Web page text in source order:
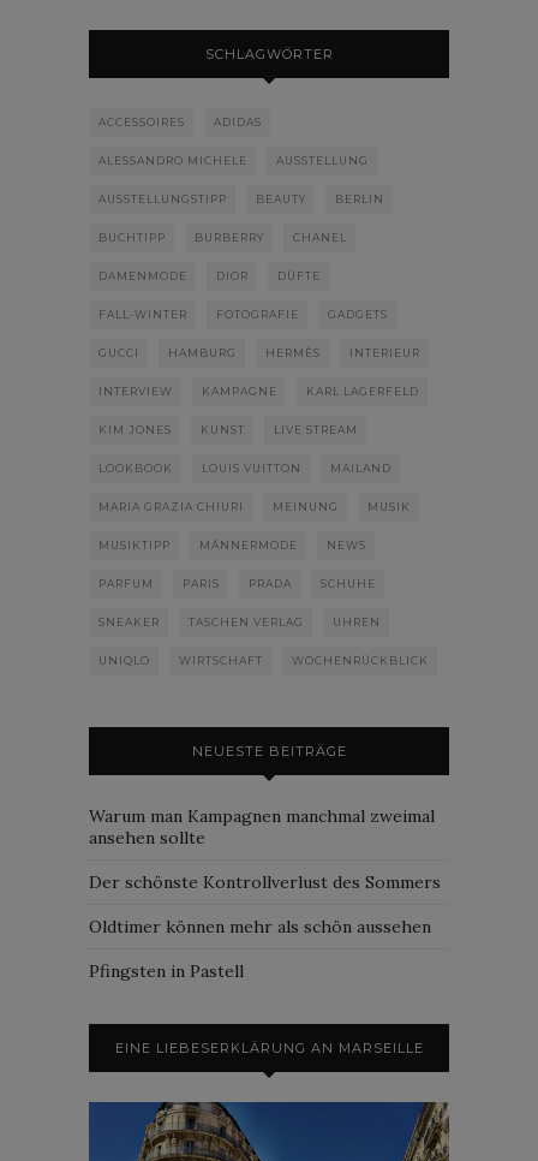
SCHLAGWÖRTER
ACCESSOIRES ADIDAS
ALESSANDRO MICHELE AUSSTELLUNG
AUSSTELLUNGSTIPP BEAUTY BERLIN
BUCHTIPP BURBERRY CHANEL
DAMENMODE DIOR DÜFTE
FALL-WINTER FOTOGRAFIE GADGETS
GUCCI HAMBURG HERMÈS INTERIEUR
INTERVIEW KAMPAGNE KARL LAGERFELD
KIM JONES KUNST LIVE STREAM
LOOKBOOK LOUIS VUITTON MAILAND
MARIA GRAZIA CHIURI MEINUNG MUSIK
MUSIKTIPP MÄNNERMODE NEWS
PARFUM PARIS PRADA SCHUHE
SNEAKER TASCHEN VERLAG UHREN
UNIQLO WIRTSCHAFT WOCHENRÜCKBLICK
NEUESTE BEITRÄGE
Warum man Kampagnen manchmal zweimal
ansehen sollte
Der schönste Kontrollverlust des Sommers
Oldtimer können mehr als schön aussehen
Pfingsten in Pastell
EINE LIEBESERKLÄRUNG AN MARSEILLE